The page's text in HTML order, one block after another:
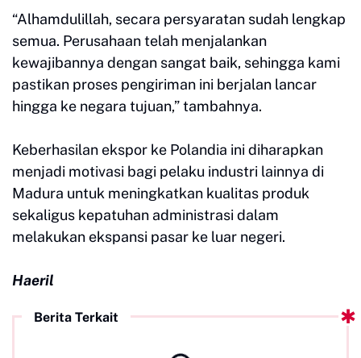
“Alhamdulillah, secara persyaratan sudah lengkap
semua. Perusahaan telah menjalankan
kewajibannya dengan sangat baik, sehingga kami
pastikan proses pengiriman ini berjalan lancar
hingga ke negara tujuan,” tambahnya.
Keberhasilan ekspor ke Polandia ini diharapkan
menjadi motivasi bagi pelaku industri lainnya di
Madura untuk meningkatkan kualitas produk
sekaligus kepatuhan administrasi dalam
melakukan ekspansi pasar ke luar negeri.
Haeril
Berita Terkait